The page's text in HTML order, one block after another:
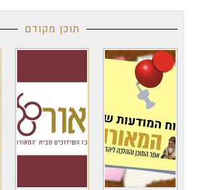
תוכן מקודם